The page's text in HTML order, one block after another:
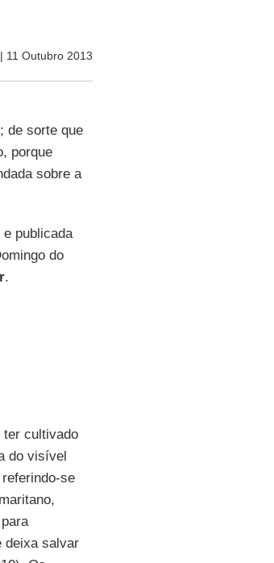
11 Outubro 2013
de sorte que
porque
sobre a
publicada
do
.
ter cultivado
do visível
se
deixa salvar